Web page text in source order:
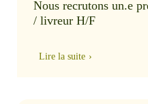
Nous recrutons un.e
/ livreur H/F
Lire la suite